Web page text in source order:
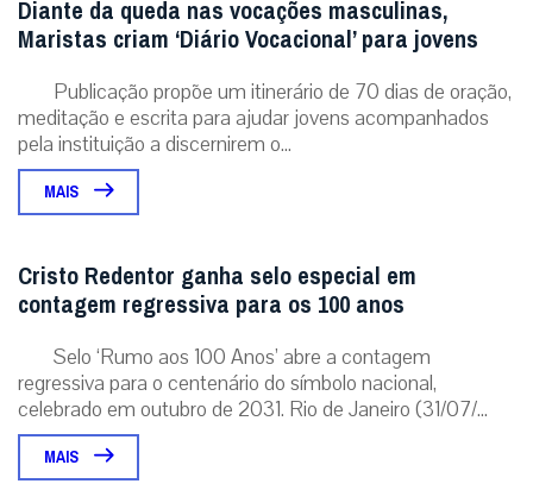
Não enviaremos nenhum e-mail de marketing ou solicitação.
Enviar
Notícias Relacionadas
Diante da queda nas vocações masculinas,
Maristas criam ‘Diário Vocacional’ para jovens
Publicação propõe um itinerário de 70 dias de oração,
meditação e escrita para ajudar jovens acompanhados